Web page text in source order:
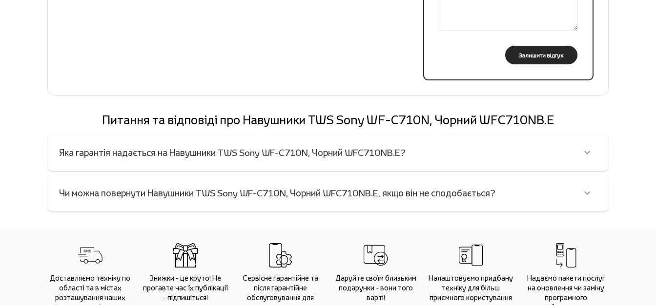
Залишити відгук
Питання та відповіді про Навушники TWS Sony WF-C710N, Чорний WFC710NB.E
Яка гарантія надається на Навушники TWS Sony WF-C710N, Чорний WFC710NB.E?
Чи можна повернути Навушники TWS Sony WF-C710N, Чорний WFC710NB.E, якщо він не сподобається?
Доставляємо техніку по
області та в містах
розташування наших
Знижки - це круто! Не
прогавте час їх публікації
- підпишіться!
Сервісне гарантійне та
після гарантійне
обслуговування для
Даруйте своїм близьким
подарунки - вони того
варті!
Налаштовуємо придбану
техніку для більш
приємного користування
Надаємо пакети послуг
на оновлення чи заміну
програмного